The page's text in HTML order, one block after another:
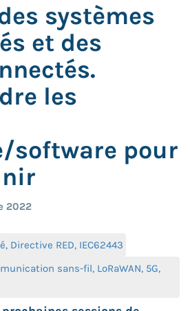
systèmes
et des
les
software pour
2022
Directive RED, IEC62443
sans-fil, LoRaWAN, 5G,